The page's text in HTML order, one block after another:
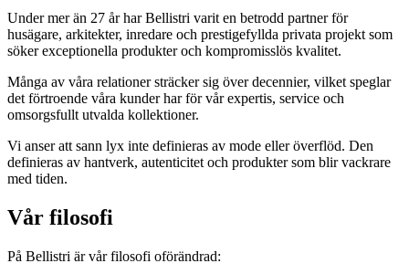
Under mer än 27 år har Bellistri varit en betrodd partner för
husägare, arkitekter, inredare och prestigefyllda privata projekt som
söker exceptionella produkter och kompromisslös kvalitet.
Många av våra relationer sträcker sig över decennier, vilket speglar
det förtroende våra kunder har för vår expertis, service och
omsorgsfullt utvalda kollektioner.
Vi anser att sann lyx inte definieras av mode eller överflöd. Den
definieras av hantverk, autenticitet och produkter som blir vackrare
med tiden.
Vår filosofi
På Bellistri är vår filosofi oförändrad: